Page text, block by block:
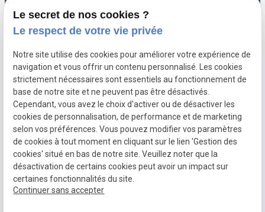
23 rue Tourville 50200 Coutances
7 Rue de Weleat 50700 Valognes
Mentions
légales
Politique de
confidentialité
Gestion
des
cookies
Plan du
Siret :
Le secret de nos cookies ?
Le respect de votre vie privée
Notre site utilise des cookies pour améliorer votre expérience de
navigation et vous offrir un contenu personnalisé. Les cookies
strictement nécessaires sont essentiels au fonctionnement de
base de notre site et ne peuvent pas être désactivés.
Cependant, vous avez le choix d'activer ou de désactiver les
cookies de personnalisation, de performance et de marketing
selon vos préférences. Vous pouvez modifier vos paramètres
de cookies à tout moment en cliquant sur le lien 'Gestion des
cookies' situé en bas de notre site. Veuillez noter que la
désactivation de certains cookies peut avoir un impact sur
certaines fonctionnalités du site.
Continuer sans accepter